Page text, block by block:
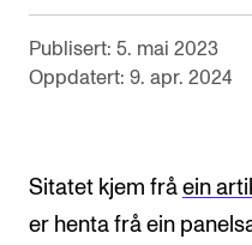
For ph.d.-programmet i
For ph.d.-programmet i
KONSERTER OG
Publisert: 5. mai 2023
Oppdatert: 9. apr. 2024
Sitatet kjem frå ein
er henta frå ein